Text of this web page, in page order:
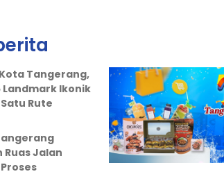
Tangerang,
Landmark Ikonik
Rute
Jalan